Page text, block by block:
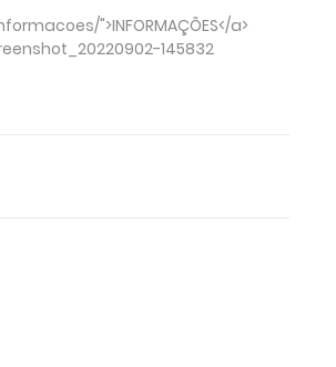
">INFORMAÇÕES</a>
145832